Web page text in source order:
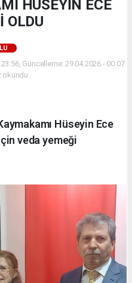
HÜSEYİN ECE
OLDU
Güncelleme: 29.04.2026 - 00:07
okundu.
Hüseyin Ece
veda yemeği